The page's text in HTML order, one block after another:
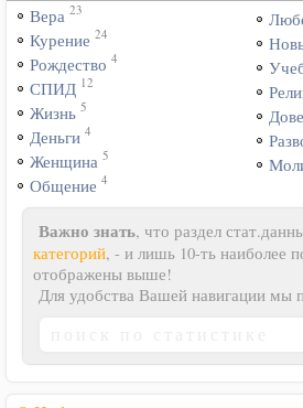
Вера 23
Курение 24
Рождество 4
СПИД 12
Жизнь 5
Деньги 4
Женщина 5
Общение 4
Важно знать, что раздел
категорий, - и лишь 10-ть наиболее
отображены выше!
Для удобства Вашей навигации мы